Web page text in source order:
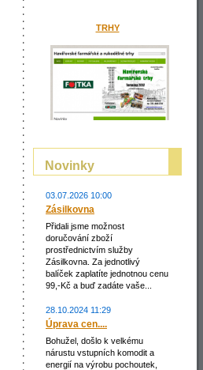
TRHY
Novinky
03.07.2026 10:00
Zásilkovna
Přidali jsme možnost
doručování zboží
prostřednictvím služby
Zásilkovna. Za jednotlivý
balíček zaplatíte jednotnou cenu
99,-Kč a buď zadáte vaše...
28.10.2024 11:29
Úprava cen....
Bohužel, došlo k velkému
nárustu vstupních komodit a
energií na výrobu pochoutek,